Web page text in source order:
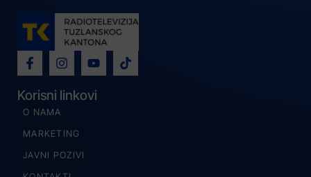
Korisni linkovi
O NAMA
MARKETING
JAVNI POZIVI